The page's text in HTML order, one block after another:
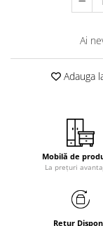
Ai
Adauga
Mobilă de
La prețuri
Retur